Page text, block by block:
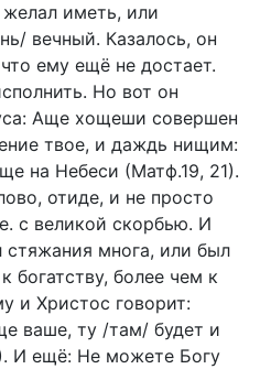
иметь, или
вечный. Казалось, он
ему ещё не достает.
Но вот он
Аще хощеши совершен
твое, и даждь нищим:
на Небеси (Матф.19, 21).
отиде, и не просто
с великой скорбью. И
стяжания многа, или был
богатству, более чем к
и Христос говорит:
ваше, ту /там/ будет и
И ещё: Не можете Богу